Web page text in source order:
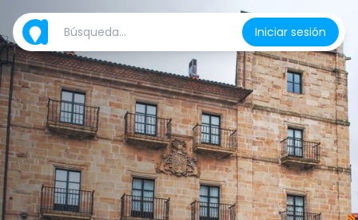
Iniciar sesión